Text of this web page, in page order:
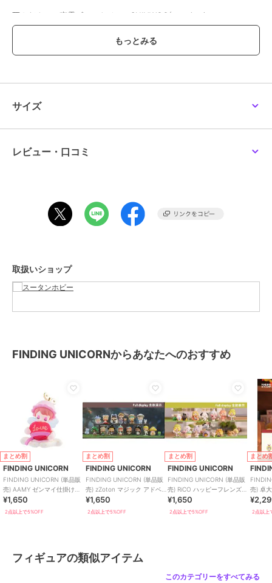
死んだクマの幽霊ゴーストベアのSHINWOO(シンウー)
世界中を旅する農夫FARMER BOB(ファーマーボブ)
ポップコーンのようなダブルポニーテールが可愛いMolinta(モリンタ)
夢の中の子供のような無邪気さで、大きなお豆のような目が特徴的な
※こちらはブラインドボックス商品の単品販売でございます。中身は
ランダムで封入されております。
商品カテゴリ すべてのフィギュア ／ フィギュ
ア
サイズ
レビュー・口コミ
取扱いショップ
FINDING UNICORNからあなたへのおすすめ
まとめ割
FINDING UNICORN
FINDING UNICORN (単品販
売) AAMY ゼンマイ仕掛けの
¥1,650
2点以上で5%OFF
まとめ割
FINDING UNICORN
FINDING UNICORN (単品販
売) zZoton マジック アドベン
チャー ブラインド
¥1,650
2点以上で5%OFF
まとめ割
FINDING UNICORN
FINDING UNICORN (単品販
売) RiCO ハッピーフレンズト
ゥギャザー ブラインド
¥1,650
2点以上で5%OFF
まとめ
売) 卓
ニール
2点以上
フィギュアの類似アイテム
このカテゴリーをすべてみる